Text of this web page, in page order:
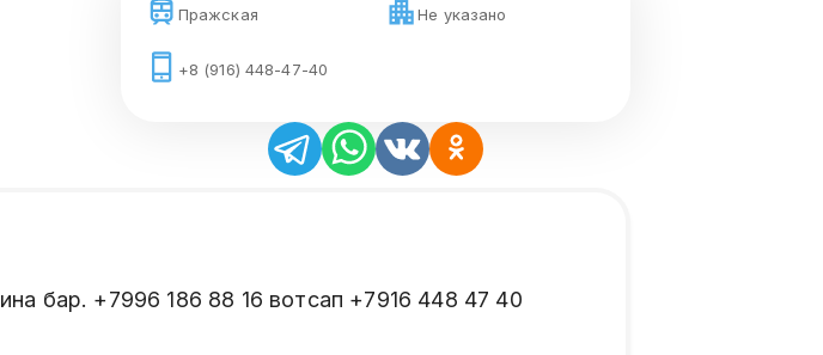
Пражская Не указано
+8 (916) 448-47-40
бар. +7996 186 88 16 вотсап +7916 448 47 40